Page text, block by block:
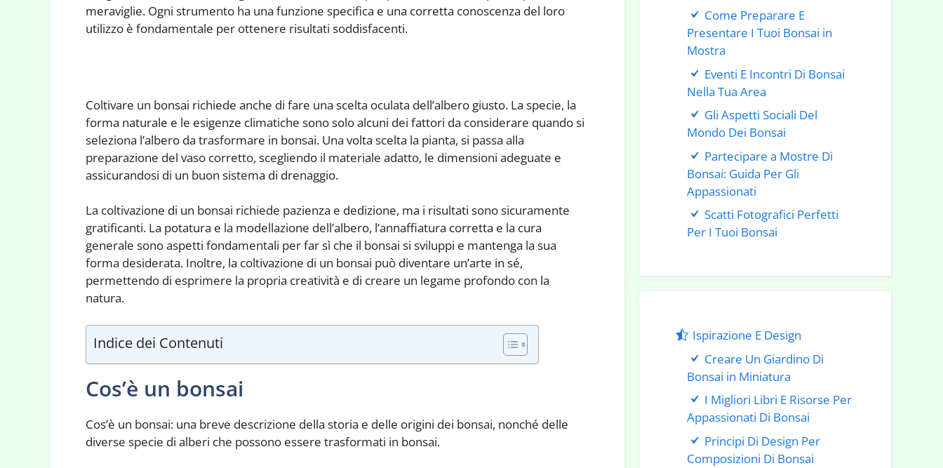
meraviglie. Ogni strumento ha una funzione specifica e una corretta conoscenza del loro
utilizzo è fondamentale per ottenere risultati soddisfacenti.
Coltivare un bonsai richiede anche di fare una scelta oculata dell’albero giusto. La specie, la
forma naturale e le esigenze climatiche sono solo alcuni dei fattori da considerare quando si
seleziona l’albero da trasformare in bonsai. Una volta scelta la pianta, si passa alla
preparazione del vaso corretto, scegliendo il materiale adatto, le dimensioni adeguate e
assicurandosi di un buon sistema di drenaggio.
La coltivazione di un bonsai richiede pazienza e dedizione, ma i risultati sono sicuramente
gratificanti. La potatura e la modellazione dell’albero, l’annaffiatura corretta e la cura
generale sono aspetti fondamentali per far sì che il bonsai si sviluppi e mantenga la sua
forma desiderata. Inoltre, la coltivazione di un bonsai può diventare un’arte in sé,
permettendo di esprimere la propria creatività e di creare un legame profondo con la
natura.
Indice dei Contenuti
Cos’è un bonsai
Cos’è un bonsai: una breve descrizione della storia e delle origini dei bonsai, nonché delle
diverse specie di alberi che possono essere trasformati in bonsai.
Come Preparare E
Presentare I Tuoi Bonsai in
Mostra
Eventi E Incontri Di Bonsai
Nella Tua Area
Gli Aspetti Sociali Del
Mondo Dei Bonsai
Partecipare a Mostre Di
Bonsai: Guida Per Gli
Appassionati
Scatti Fotografici Perfetti
Per I Tuoi Bonsai
Ispirazione E Design
Creare Un Giardino Di
Bonsai in Miniatura
I Migliori Libri E Risorse Per
Appassionati Di Bonsai
Principi Di Design Per
Composizioni Di Bonsai